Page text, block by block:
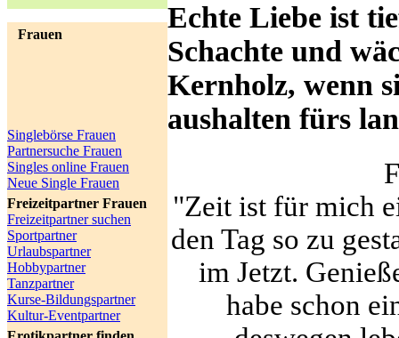
Frauen
Singlebörse Frauen
Partnersuche Frauen
Singles online Frauen
Neue Single Frauen
Freizeitpartner Frauen
Freizeitpartner suchen
Sportpartner
Urlaubspartner
Hobbypartner
Tanzpartner
Kurse-Bildungspartner
Kultur-Eventpartner
Echte Liebe ist
Schachte und
Kernholz, wenn
aushalten fürs
"Zeit ist für mich
den Tag so zu
im Jetzt.
habe schon